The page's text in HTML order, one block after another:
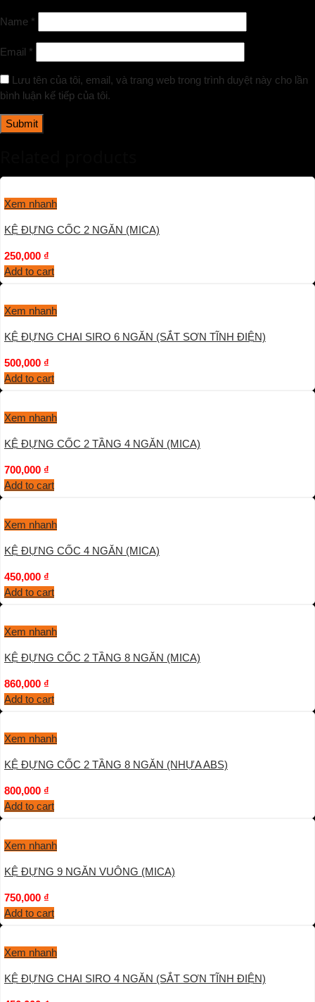
Name *
Email *
Lưu tên của tôi, email, và trang web trong trình duyệt này cho lần
bình luận kế tiếp của tôi.
Xem nhanh
KỆ ĐỰNG CỐC 2 NGĂN (MICA)
250,000 ₫
Add to cart
Xem nhanh
KỆ ĐỰNG CHAI SIRO 6 NGĂN (SẮT SƠN TĨNH ĐIỆN)
500,000 ₫
Add to cart
Xem nhanh
KỆ ĐỰNG CỐC 2 TẦNG 4 NGĂN (MICA)
700,000 ₫
Add to cart
Xem nhanh
KỆ ĐỰNG CỐC 4 NGĂN (MICA)
450,000 ₫
Add to cart
Xem nhanh
KỆ ĐỰNG CỐC 2 TẦNG 8 NGĂN (MICA)
860,000 ₫
Add to cart
Xem nhanh
KỆ ĐỰNG CỐC 2 TẦNG 8 NGĂN (NHỰA ABS)
800,000 ₫
Add to cart
Xem nhanh
KỆ ĐỰNG 9 NGĂN VUÔNG (MICA)
750,000 ₫
Add to cart
Xem nhanh
KỆ ĐỰNG CHAI SIRO 4 NGĂN (SẮT SƠN TĨNH ĐIỆN)